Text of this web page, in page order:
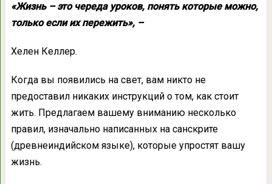
«Жизнь – это череда уроков, понять которые можно,
только если их пережить», –
Хелен Келлер.
Когда вы появились на свет, вам никто не
предоставил никаких инструкций о том, как стоит
жить. Предлагаем вашему вниманию несколько
правил, изначально написанных на санскрите
(древнеиндийском языке), которые упростят вашу
жизнь.